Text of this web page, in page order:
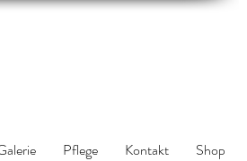
Pflege Kontakt Shop